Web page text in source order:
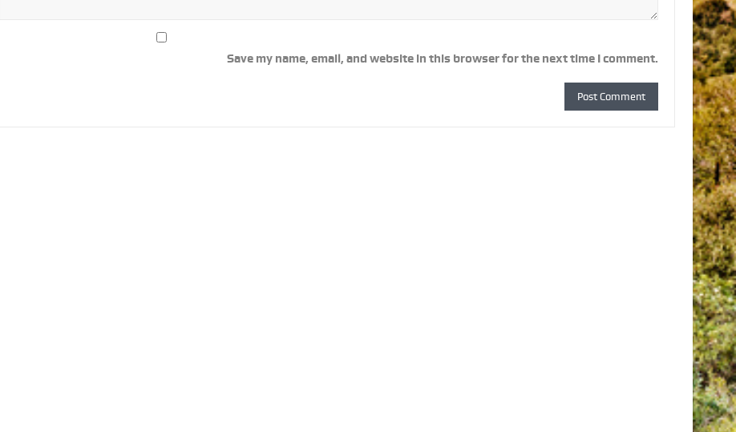
Save my name, email, and website in this browser for the next time I comment.